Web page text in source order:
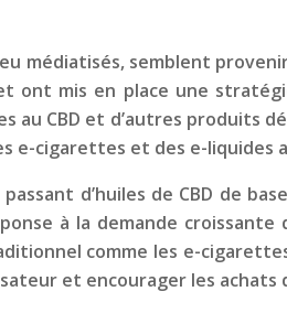
médiatisés, semblent
ont mis en place une
au CBD et d’autres produits
e-cigarettes et des e-liquides
d’huiles de CBD de
à la demande
comme les e-
et encourager les